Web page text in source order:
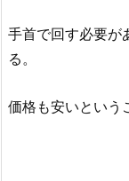
手首で回す必要が
る。
価格も安いという